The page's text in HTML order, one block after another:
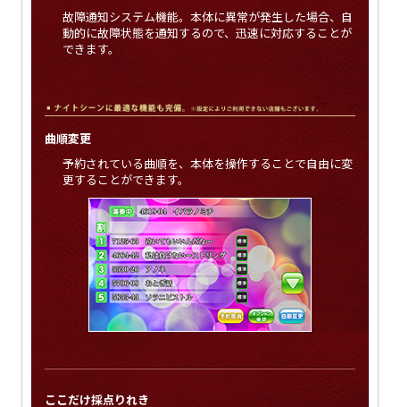
故障通知システム機能。本体に異常が発生した場合、自
動的に故障状態を通知するので、迅速に対応することが
できます。
曲順変更
予約されている曲順を、本体を操作することで自由に変
更することができます。
ここだけ採点りれき